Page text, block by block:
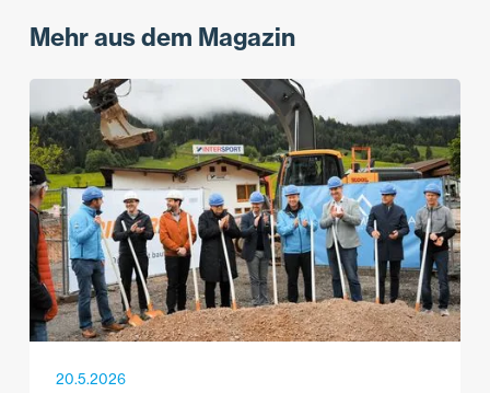
Mehr aus dem Magazin
20.5.2026